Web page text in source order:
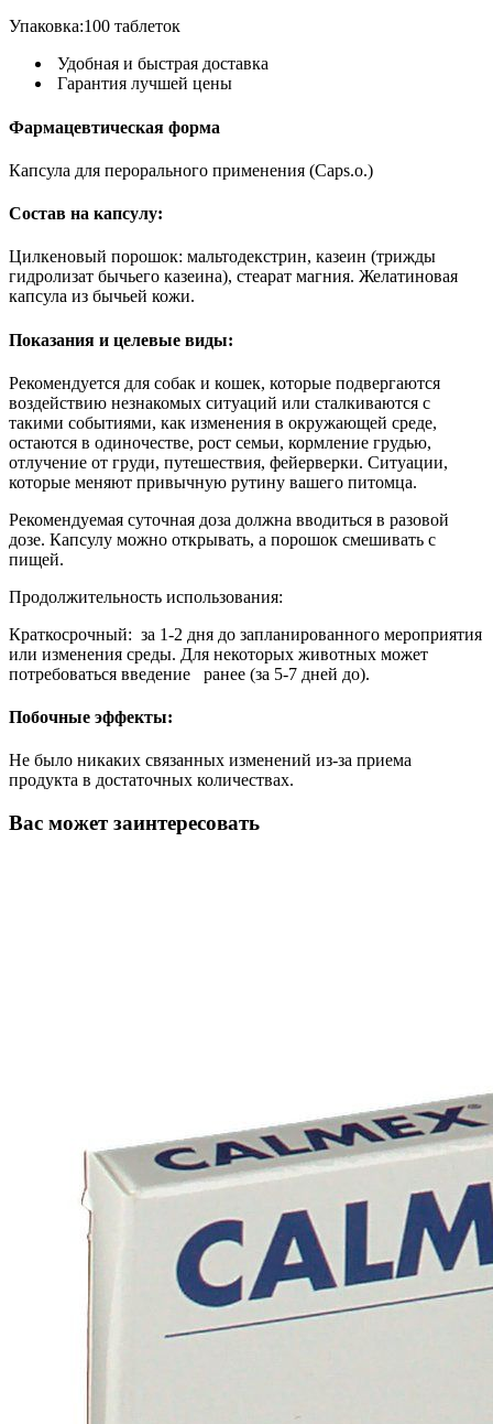
Упаковка:100 таблеток
Удобная и быстрая доставка
Гарантия лучшей цены
Фармацевтическая форма
Капсула для перорального применения (Caps.o.)
Состав на капсулу:
Цилкеновый порошок: мальтодекстрин, казеин (трижды
гидролизат бычьего казеина), стеарат магния. Желатиновая
капсула из бычьей кожи.
Показания и целевые виды:
Рекомендуется для собак и кошек, которые подвергаются
воздействию незнакомых ситуаций или сталкиваются с
такими событиями, как изменения в окружающей среде,
остаются в одиночестве, рост семьи, кормление грудью,
отлучение от груди, путешествия, фейерверки. Ситуации,
которые меняют привычную рутину вашего питомца.
Рекомендуемая суточная доза должна вводиться в разовой
дозе. Капсулу можно открывать, а порошок смешивать с
пищей.
Продолжительность использования:
Краткосрочный: за 1-2 дня до запланированного мероприятия
или изменения среды. Для некоторых животных может
потребоваться введение ранее (за 5-7 дней до).
Побочные эффекты:
Не было никаких связанных изменений из-за приема
продукта в достаточных количествах.
Вас может заинтересовать